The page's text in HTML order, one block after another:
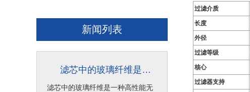
过滤介质
长度
外径
过滤等级
核心
过滤器支持
新闻列表
滤芯中的玻璃纤维是什么材料？
滤芯中的玻璃纤维是一种高性能无